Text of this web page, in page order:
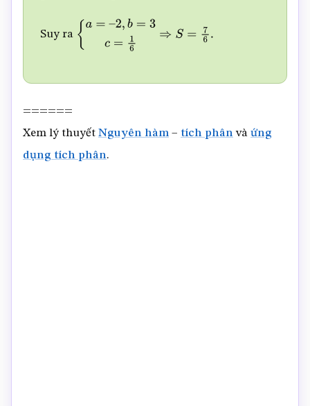
Suy ra a 2,b= 3c= ⇒S =7 6.
======
Xem lý thuyết Nguyên hàm – tích phânvà ứng
dụng tích phân.